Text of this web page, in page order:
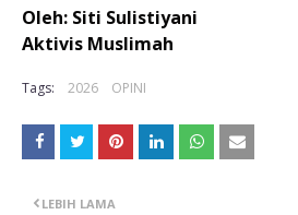
Oleh: Siti Sulistiyani
Aktivis Muslimah
Tags: 2026 OPINI
LEBIH LAMA